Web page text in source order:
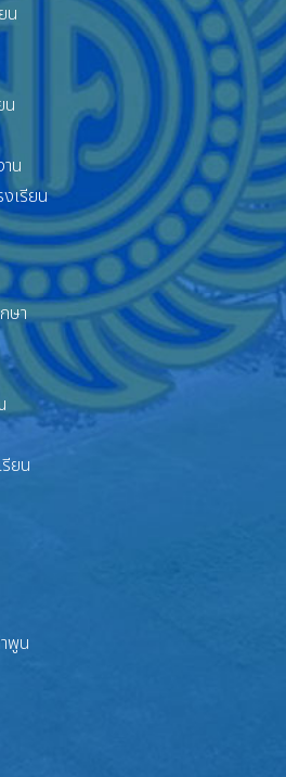
น
น
น
งเรียน
ษา
ยน
พูน